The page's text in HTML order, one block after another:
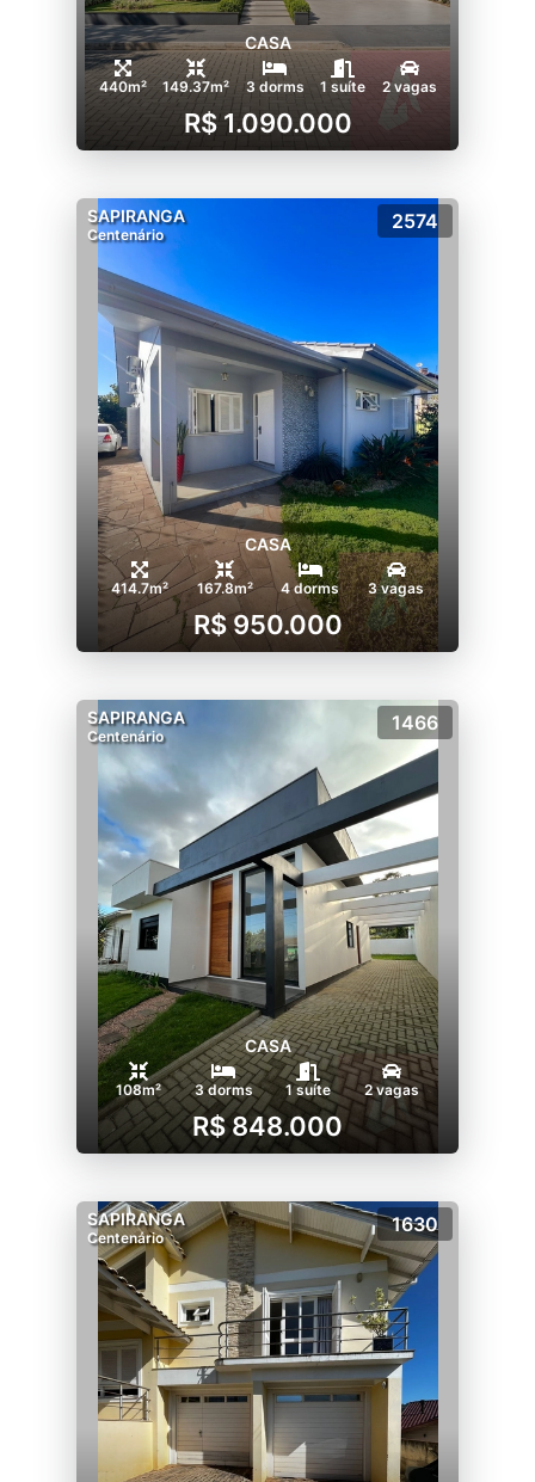
CASA
440m² 149.37m² 3 dorms 1 suíte 2 vagas
R$ 1.090.000
SAPIRANGA
Centenário
2574
CASA
414.7m² 167.8m² 4 dorms 3 vagas
R$ 950.000
SAPIRANGA
Centenário
1466
CASA
108m² 3 dorms 1 suíte 2 vagas
R$ 848.000
SAPIRANGA
Centenário
1630